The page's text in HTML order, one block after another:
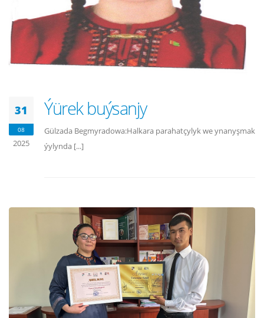
31
08
2025
Ýürek buýsanjy
Gülzada Begmyradowa:Halkara parahatçylyk we ynanyşmak
ýylynda [...]